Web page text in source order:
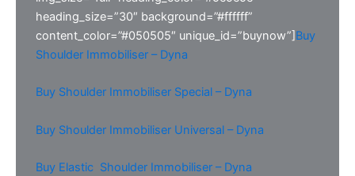
heading_size=”30″ background=”#ffffff”
content_color=”#050505″ unique_id=”buynow”]Buy
Shoulder Immobiliser – Dyna
Buy Shoulder Immobiliser Special – Dyna
Buy Shoulder Immobiliser Universal – Dyna
Buy Elastic Shoulder Immobiliser – Dyna